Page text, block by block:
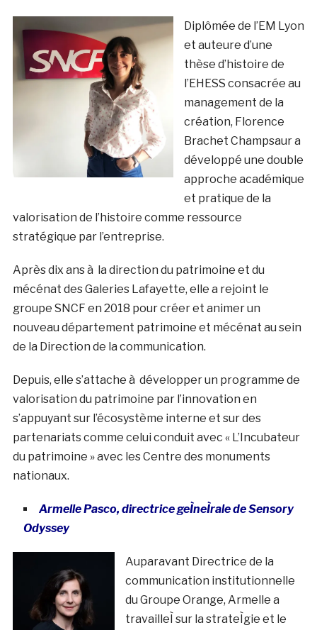
Diplômée de l’EM Lyon
et auteure d’une
thèse d’histoire de
l’EHESS consacrée au
management de la
création, Florence
Brachet Champsaur a
développé une double
approche académique
et pratique de la
valorisation de l’histoire comme ressource
stratégique par l’entreprise.
Après dix ans à la direction du patrimoine et du
mécénat des Galeries Lafayette, elle a rejoint le
groupe SNCF en 2018 pour créer et animer un
nouveau département patrimoine et mécénat au sein
de la Direction de la communication.
Depuis, elle s’attache à développer un programme de
valorisation du patrimoine par l’innovation en
s’appuyant sur l’écosystème interne et sur des
partenariats comme celui conduit avec « L’Incubateur
du patrimoine » avec les Centre des monuments
nationaux.
Armelle Pasco, directrice geÌneÌralede Sensory
Odyssey
Auparavant Directrice de la
communication institutionnelle
du Groupe Orange, Armelle a
travailleÌ sur la strateÌgie et le